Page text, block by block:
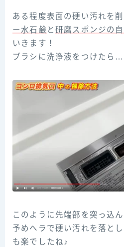
ある程度表面の硬い汚れを
ー水石鹼 と研磨スポンジの
いきます！
ブラシに洗浄液をつけたら…
このように先端部を突っ込
予めヘラで硬い汚れを落と
も楽でしたね♪